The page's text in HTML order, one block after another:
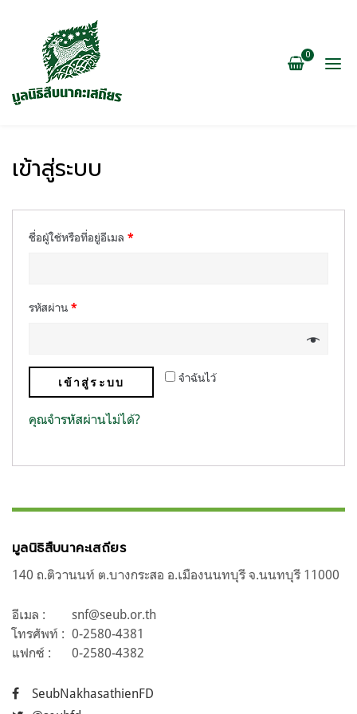
0
เข้าสู่ระบบ
ชื่อผู้ใช้หรือที่อยู่อีเมล *
รหัสผ่าน *
จำฉันไว้
เข้าสู่ระบบ
คุณจำรหัสผ่านไม่ได้?
มูลนิธิสืบนาคะเสถียร
140 ถ.ติวานนท์ ต.บางกระสอ อ.เมืองนนทบุรี จ.นนทบุรี 11000
อีเมล :
snf@seub.or.th
โทรศัพท์ : 0-2580-4381
แฟกซ์ :
0-2580-4382
SeubNakhasathienFD